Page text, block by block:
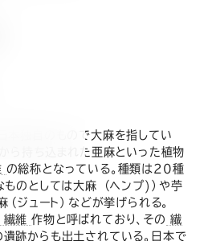
ー
ダ
ー
ダ
本独自のもので大麻を指してい
から持ち込まれた亜麻といった植物
の総称となっている。種類は20種
ものとしては大麻 （ヘンプ)）や苧
（ジュート）などが挙げられる。
繊維 作物と呼ばれており、その 繊
跡からも出土されている。日本で